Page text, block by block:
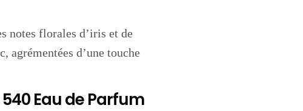
notes florales d’iris et de
agrémentées d’une touche
Eau de Parfum